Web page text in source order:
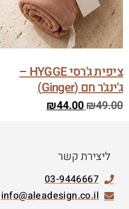
ציפית ג'רסי HYGGE –
ג'ינג'ר חם (Ginger)
₪49.00
₪44.00
ליצירת קשר
03-9446667
info@aleadesign.co.il